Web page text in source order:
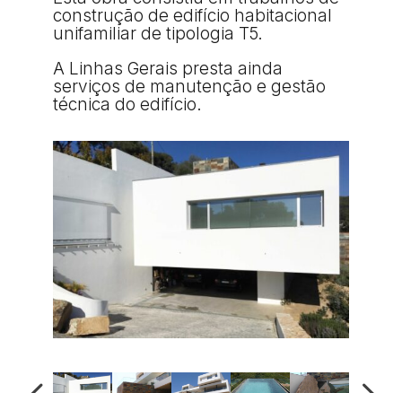
construção de edifício habitacional
unifamiliar de tipologia T5.
A Linhas Gerais presta ainda
serviços de manutenção e gestão
técnica do edifício.